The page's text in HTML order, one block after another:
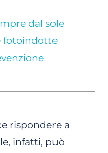
dal sole
fotoindotte
rispondere a
infatti, può